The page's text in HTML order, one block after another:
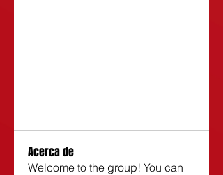
Acerca de
Welcome to the group! You can